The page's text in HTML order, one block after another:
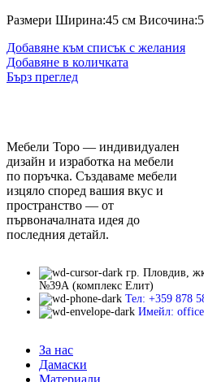
Размери Ширина:45 см
Добавяне към списък с желания
Добавяне в количката
Бърз преглед
Мебели Торо — индивидуален
дизайн и изработка на мебели
по поръчка. Създаваме мебели
изцяло според вашия вкус и
пространство — от
първоначалната идея до
последния детайл.
гр. Пловдив,
№39А (комплекс Елит)
Тел: +359 878
Имейл:
За нас
Дамаски
Материали